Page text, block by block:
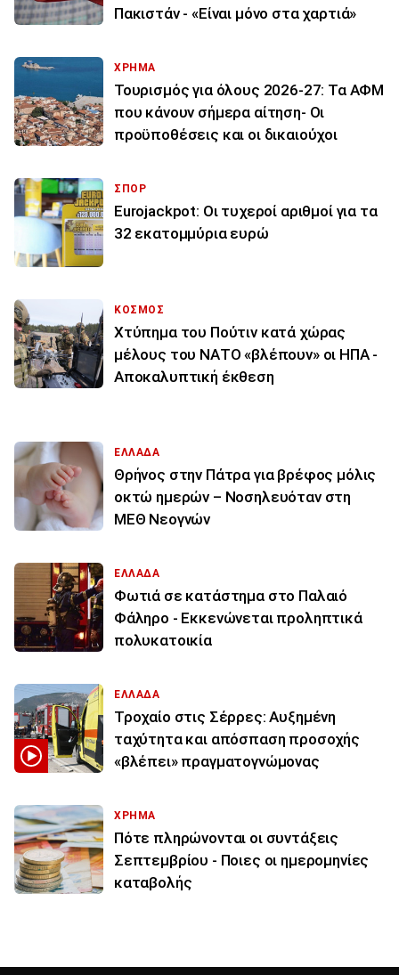
Πακιστάν - «Είναι μόνο στα χαρτιά»
ΧΡΗΜΑ
Τουρισμός για όλους 2026-27: Τα ΑΦΜ
που κάνουν σήμερα αίτηση- Οι
προϋποθέσεις και οι δικαιούχοι
ΣΠΟΡ
Eurojackpot: Οι τυχεροί αριθμοί για τα
32 εκατoμμύρια ευρώ
ΚΟΣΜΟΣ
Χτύπημα του Πούτιν κατά χώρας
μέλους του ΝΑΤΟ «βλέπουν» οι ΗΠΑ -
Αποκαλυπτική έκθεση
ΕΛΛΑΔΑ
Θρήνος στην Πάτρα για βρέφος μόλις
οκτώ ημερών – Νοσηλευόταν στη
ΜΕΘ Νεογνών
ΕΛΛΑΔΑ
Φωτιά σε κατάστημα στο Παλαιό
Φάληρο - Εκκενώνεται προληπτικά
πολυκατοικία
ΕΛΛΑΔΑ
Τροχαίο στις Σέρρες: Αυξημένη
ταχύτητα και απόσπαση προσοχής
«βλέπει» πραγματογνώμονας
ΧΡΗΜΑ
Πότε πληρώνονται οι συντάξεις
Σεπτεμβρίου - Ποιες οι ημερομηνίες
καταβολής